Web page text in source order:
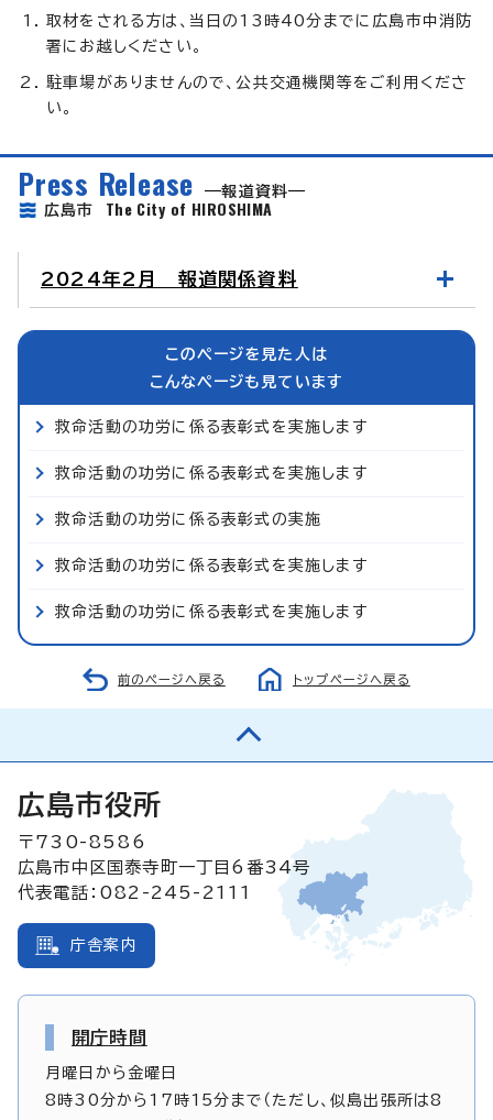
取材をされる方は、当日の13時40分までに広島市中消防
署にお越しください。
駐車場がありませんので、公共交通機関等をご利用くださ
い。
Press Release
報道資料
広島市 The City of HIROSHIMA
2024年2月 報道関係資料
このページを見た人は
こんなページも見ています
救命活動の功労に係る表彰式を実施します
救命活動の功労に係る表彰式を実施します
救命活動の功労に係る表彰式の実施
救命活動の功労に係る表彰式を実施します
救命活動の功労に係る表彰式を実施します
前のページへ戻る トップページへ戻る
広島市役所
〒730-8586
広島市中区国泰寺町一丁目6番34号
代表電話：082-245-2111
庁舎案内
開庁時間
月曜日から金曜日
8時30分から17時15分まで（ただし、似島出張所は8